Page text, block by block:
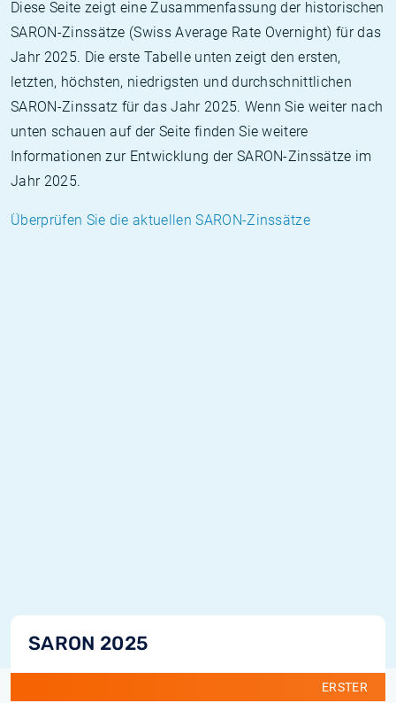
Diese Seite zeigt eine Zusammenfassung der historischen
SARON-Zinssätze (Swiss Average Rate Overnight) für das
Jahr 2025. Die erste Tabelle unten zeigt den ersten,
letzten, höchsten, niedrigsten und durchschnittlichen
SARON-Zinssatz für das Jahr 2025. Wenn Sie weiter nach
unten schauen auf der Seite finden Sie weitere
Informationen zur Entwicklung der SARON-Zinssätze im
Jahr 2025.
Überprüfen Sie die aktuellen SARON-Zinssätze
SARON 2025
ERSTER